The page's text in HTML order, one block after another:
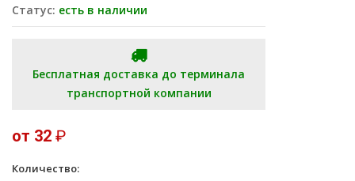
Статус: есть в наличии
Бесплатная доставка до терминала
транспортной компании
от 32 ₽
Количество: